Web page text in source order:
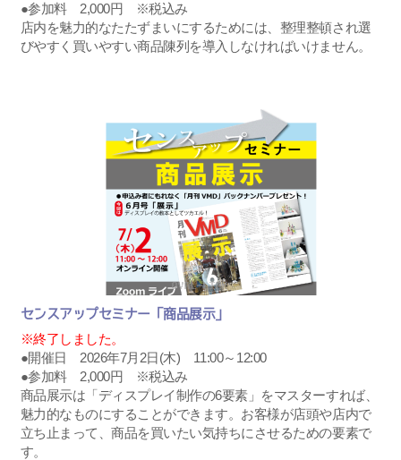
●参加料 2,000円 ※税込み
店内を魅力的なたたずまいにするためには、整理整頓され選
びやすく買いやすい商品陳列を導入しなければいけません。
センスアップセミナー「商品展示」
※終了しました。
●開催日 2026年7月2日(木) 11:00～12:00
●参加料 2,000円 ※税込み
商品展示は「ディスプレイ制作の6要素」をマスターすれば、
魅力的なものにすることができます。お客様が店頭や店内で
立ち止まって、商品を買いたい気持ちにさせるための要素で
す。